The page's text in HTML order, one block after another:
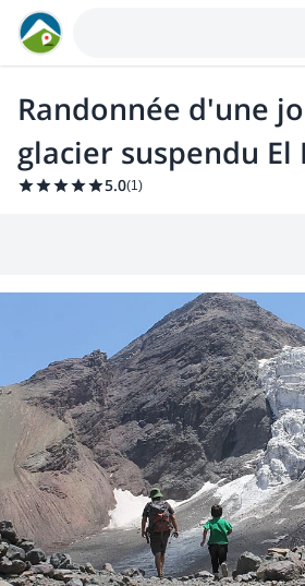
Randonnée d'une
glacier suspendu
5.0(1)